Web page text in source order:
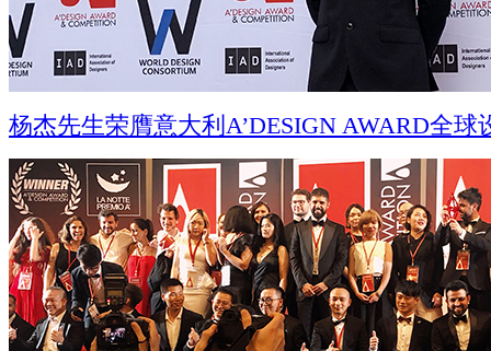
杨杰先生荣膺意大利A’DESIGN AWARD全球